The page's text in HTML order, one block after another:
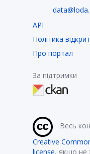
API
Політика
Про портал
За підтримки
Весь
Creative
license, якщо не